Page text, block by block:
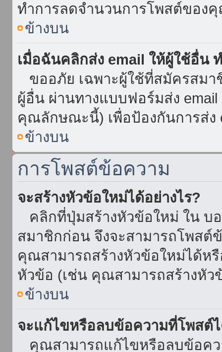
ทำการลดจำนวนการโพสต์ของ
ข้างบน
เมื่อฉันคลิกส่ง email ให้ผู้ใช้อื่น
ขออภัย เฉพาะผู้ใช้ที่สมัครสมา
ผู้อื่น ผ่านทางแบบฟอร์มส่ง
คุณลักษณะนี้) เพื่อป้องกันการส่ง
ข้างบน
การโพสต์ข้อความ
จะสร้างหัวข้อใหม่ได้อย่างไร?
คลิกที่ปุ่มสร้างหัวข้อใหม่ ใน บ
สมาชิกก่อน จึงจะสามารถโพส
คุณสามารถสร้างหัวข้อใหม่ได้ห
หัวข้อ (เช่น คุณสามารถสร้างหั
ข้างบน
จะแก้ไขหรือลบข้อความที่โพสต์ไ
คุณสามารถแก้ไขหรือลบข้อคว